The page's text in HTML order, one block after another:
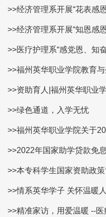
>>经济管理系开展“花表感
>>经济管理系开展“知恩感
>>医疗护理系“感党恩、知
>>福州英华职业学院教育
>>资助育人|福州英华职业
>>绿色通道，入学无忧
>>福州英华职业学院关于
>>2022年国家助学贷款免
>>本专科学生国家资助政
>>情系英华学子 关怀温暖
>>精准家访，用爱温暖 --医